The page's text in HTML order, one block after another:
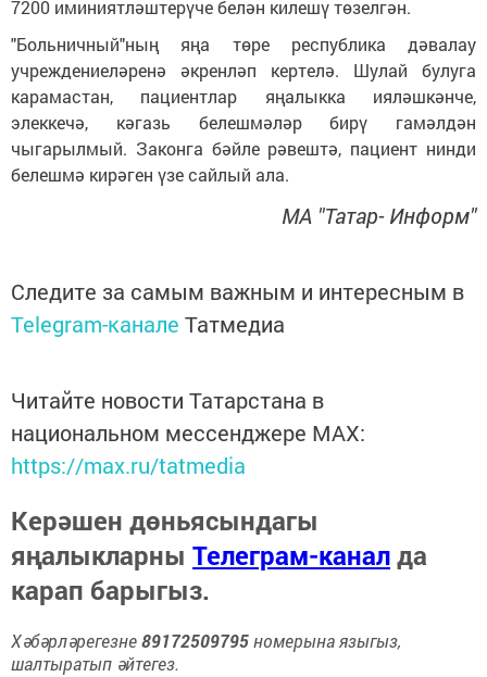
7200 иминиятләштерүче белән килешү төзелгән.
"Больничный"ның яңа төре республика дәвалау
учреждениеләренә әкренләп кертелә. Шулай булуга
карамастан, пациентлар яңалыкка ияләшкәнче,
элеккечә, кәгазь белешмәләр бирү гамәлдән
чыгарылмый. Законга бәйле рәвештә, пациент нинди
белешмә кирәген үзе сайлый ала.
МА "Татар- Информ"
Следите за самым важным и интересным в
Telegram-канале Татмедиа
Читайте новости Татарстана в
национальном мессенджере MАХ:
https://max.ru/tatmedia
Керәшен дөньясындагы
яңалыкларны Телеграм-каналда
карап барыгыз.
Хәбәрләрегезне89172509795номерына языгыз,
шалтыратып әйтегез.